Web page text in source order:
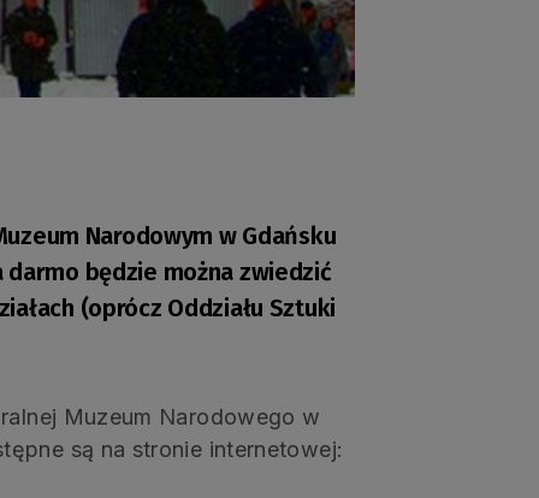
Narodowym w Gdańsku
będzie można zwiedzić
(oprócz Oddziału Sztuki
Muzeum Narodowego w
są na stronie internetowej: